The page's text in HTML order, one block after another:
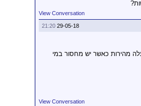
View Conversation
29-05-18
21:20
מהירות כאשר יש מחסור במי
View Conversation